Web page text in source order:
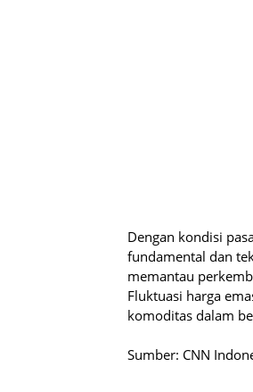
Dengan kondisi
fundamental dan
memantau
Fluktuasi harga
komoditas dalam
Sumber: CNN